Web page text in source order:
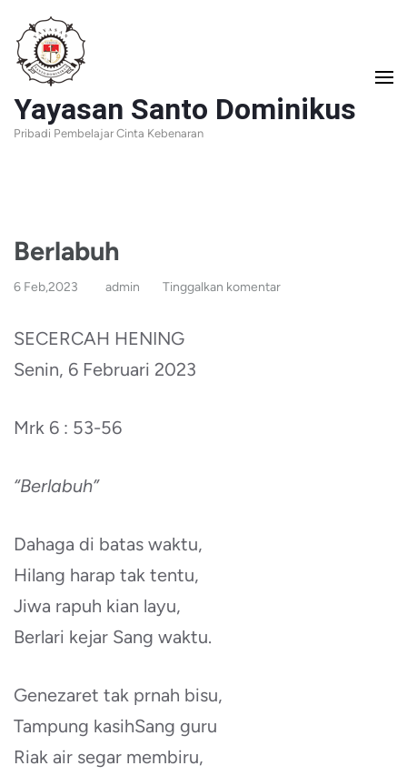
Lompat
ke
konten
(Tekan
Enter)
Yayasan Santo Dominikus
Pribadi Pembelajar Cinta Kebenaran
Berlabuh
6 Feb,2023 admin Tinggalkan komentar
SECERCAH HENING
Senin, 6 Februari 2023
Mrk 6 : 53-56
“Berlabuh”
Dahaga di batas waktu,
Hilang harap tak tentu,
Jiwa rapuh kian layu,
Berlari kejar Sang waktu.
Genezaret tak prnah bisu,
Tampung kasihSang guru
Riak air segar membiru,